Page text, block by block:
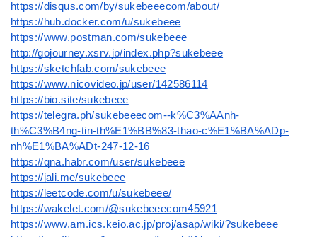
https://disqus.com/by/sukebeeecom/about/
https://hub.docker.com/u/sukebeee
https://www.postman.com/sukebeee
http://gojourney.xsrv.jp/index.php?sukebeee
https://sketchfab.com/sukebeee
https://www.nicovideo.jp/user/142586114
https://bio.site/sukebeee
https://telegra.ph/sukebeeecom--k%C3%AAnh-
th%C3%B4ng-tin-th%E1%BB%83-thao-c%E1%BA%ADp-
nh%E1%BA%ADt-247-12-16
https://qna.habr.com/user/sukebeee
https://jali.me/sukebeee
https://leetcode.com/u/sukebeee/
https://wakelet.com/@sukebeeecom45921
https://www.am.ics.keio.ac.jp/proj/asap/wiki/?sukebeee